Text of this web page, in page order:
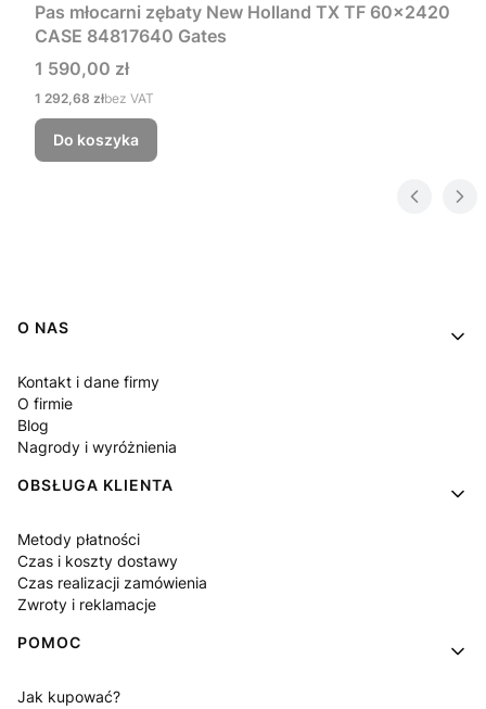
Pas młocarni zębaty New Holland TX TF 60x2420
CASE 84817640 Gates
Cena
1 590,00 zł
Cena
1 292,68 złbez VAT
Do koszyka
Linki w stopce
O NAS
Kontakt i dane firmy
O firmie
Blog
Nagrody i wyróżnienia
OBSŁUGA KLIENTA
Metody płatności
Czas i koszty dostawy
Czas realizacji zamówienia
Zwroty i reklamacje
POMOC
Jak kupować?